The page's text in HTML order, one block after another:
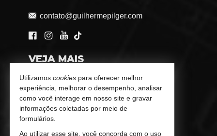
contato@guilhermepilger.com
VEJA MAIS
Consultoria Imobiliária Personalizada
trabalhe conosco
Indicadores Financeiros
Utilizamos cookies para oferecer melhor
experiência, melhorar o desempenho, analisar
como você interage em nosso site e gravar
informações coletadas por meio de
formulários.
Ao utilizar esse site, você concorda com o uso